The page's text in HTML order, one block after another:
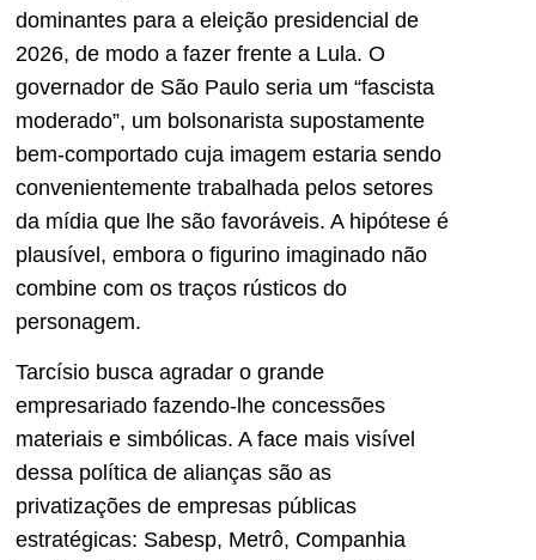
dominantes para a eleição presidencial de
2026, de modo a fazer frente a Lula. O
governador de São Paulo seria um “fascista
moderado”, um bolsonarista supostamente
bem-comportado cuja imagem estaria sendo
convenientemente trabalhada pelos setores
da mídia que lhe são favoráveis. A hipótese é
plausível, embora o figurino imaginado não
combine com os traços rústicos do
personagem.
Tarcísio busca agradar o grande
empresariado fazendo-lhe concessões
materiais e simbólicas. A face mais visível
dessa política de alianças são as
privatizações de empresas públicas
estratégicas: Sabesp, Metrô, Companhia